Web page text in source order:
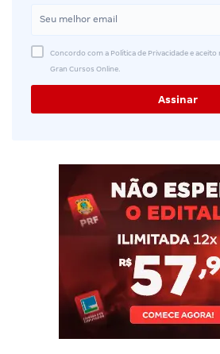
Concordo com a Política de Privacidade e
Gran Cursos Online.